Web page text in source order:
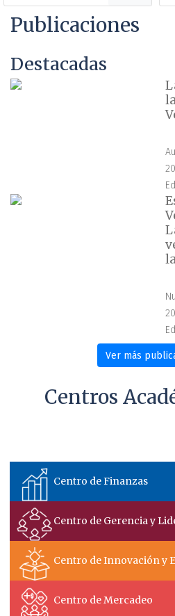
Publicaciones
Destacadas
Ver más
Centros
Centro de Finanzas
Centro de Gerencia y
Centro de Innovación y
Centro de Mercadeo